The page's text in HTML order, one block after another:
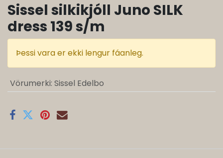
Sissel silkikjóll Juno SILK
dress 139 s/m
Þessi vara er ekki lengur fáanleg.
Vörumerki: Sissel Edelbo